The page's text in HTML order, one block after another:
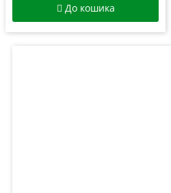
До кошика